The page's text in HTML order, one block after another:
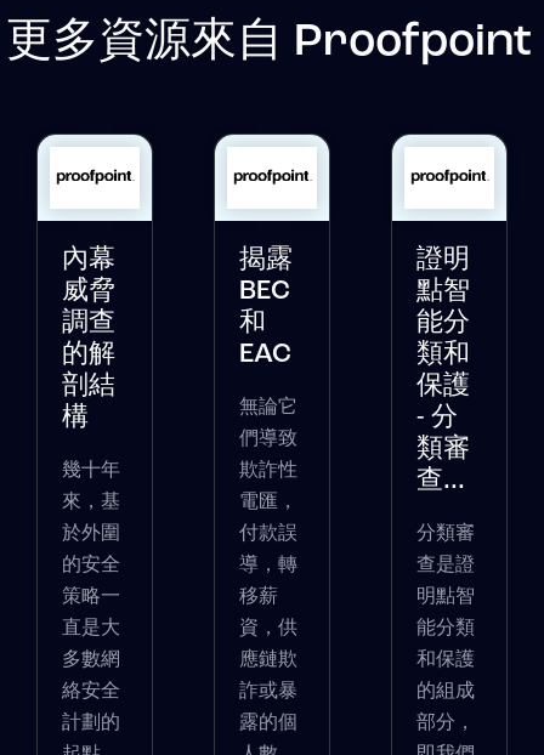
更多資源來自 Proofpoint
內幕
威脅
調查
的解
剖結
構
幾十年
來，基
於外圍
的安全
策略一
直是大
多數網
絡安全
計劃的
揭露
BEC
和
EAC
無論它
們導致
欺詐性
電匯，
付款誤
導，轉
移薪
資，供
應鏈欺
詐或暴
露的個
證明
點智
能分
類和
保護
- 分
類審
查...
分類審
查是證
明點智
能分類
和保護
的組成
部分，